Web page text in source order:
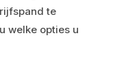
te
welke opties u